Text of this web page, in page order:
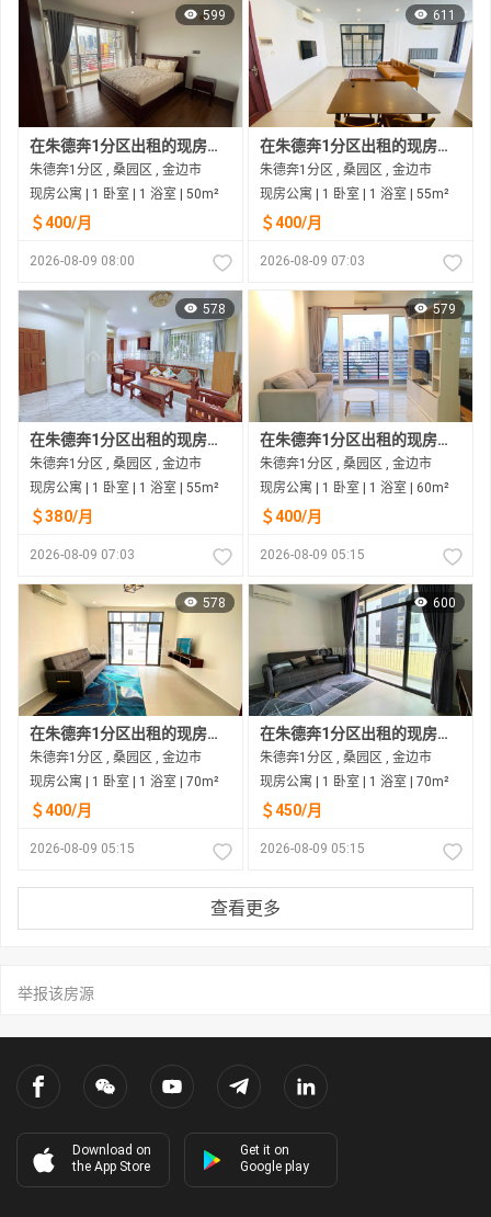
599
在朱德奔1分区出租的现房公寓
朱德奔1分区 , 桑园区 , 金边市
现房公寓 | 1 卧室 | 1 浴室 | 50m²
＄400/月
2026-08-09 08:00
611
在朱德奔1分区出租的现房公寓
朱德奔1分区 , 桑园区 , 金边市
现房公寓 | 1 卧室 | 1 浴室 | 55m²
＄400/月
2026-08-09 07:03
578
在朱德奔1分区出租的现房公寓
朱德奔1分区 , 桑园区 , 金边市
现房公寓 | 1 卧室 | 1 浴室 | 55m²
＄380/月
2026-08-09 07:03
579
在朱德奔1分区出租的现房公寓
朱德奔1分区 , 桑园区 , 金边市
现房公寓 | 1 卧室 | 1 浴室 | 60m²
＄400/月
2026-08-09 05:15
578
在朱德奔1分区出租的现房公寓
朱德奔1分区 , 桑园区 , 金边市
现房公寓 | 1 卧室 | 1 浴室 | 70m²
＄400/月
2026-08-09 05:15
600
在朱德奔1分区出租的现房公寓
朱德奔1分区 , 桑园区 , 金边市
现房公寓 | 1 卧室 | 1 浴室 | 70m²
＄450/月
2026-08-09 05:15
查看更多
举报该房源
Download on
the App Store
Get it on
Google play